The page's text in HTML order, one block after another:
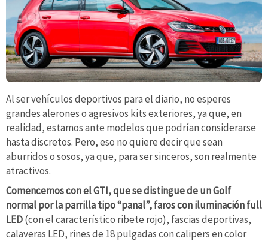
Al ser vehículos deportivos para el diario, no esperes
grandes alerones o agresivos kits exteriores, ya que, en
realidad, estamos ante modelos que podrían considerarse
hasta discretos. Pero, eso no quiere decir que sean
aburridos o sosos, ya que, para ser sinceros, son realmente
atractivos.
Comencemos con el GTI, que se distingue de un Golf
normal por la parrilla tipo “panal”, faros con iluminación full
LED(con el característico ribete rojo), fascias deportivas,
calaveras LED, rines de 18 pulgadas con calipers en color